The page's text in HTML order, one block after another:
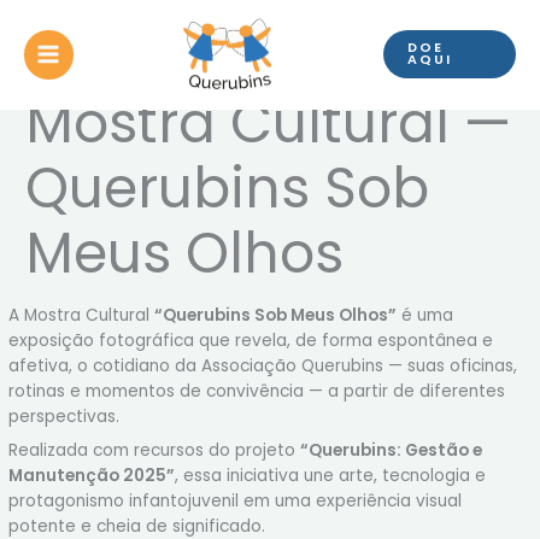
para
conteúdo
DOE
AQUI
Mostra Cultural —
Querubins Sob
Meus Olhos
A Mostra Cultural“Querubins Sob Meus Olhos” é uma
exposição fotográfica que revela, de forma espontânea e
afetiva, o cotidiano da Associação Querubins — suas oficinas,
rotinas e momentos de convivência — a partir de diferentes
perspectivas.
Realizada com recursos do projeto“Querubins: Gestão e
Manutenção 2025”, essa iniciativa une arte, tecnologia e
protagonismo infantojuvenil em uma experiência visual
potente e cheia de significado.